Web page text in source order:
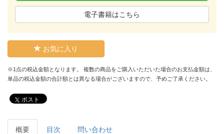
電子書籍はこちら
お気に入り
※1点の税込金額となります。 複数の商品をご購入いただいた場合のお支払金額は、
単品の税込金額の合計額とは異なる場合がございますので、予めご了承ください。
ポスト
概要 目次 問い合わせ